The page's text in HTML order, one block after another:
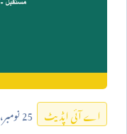
اے آئی اپڈیٹ 25نومبر،